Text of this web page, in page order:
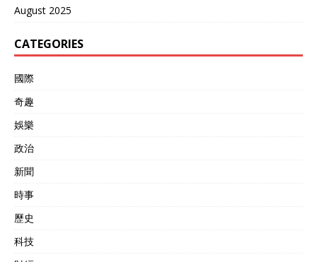
August 2025
CATEGORIES
國際
奇趣
娛樂
政治
新聞
時事
歷史
科技